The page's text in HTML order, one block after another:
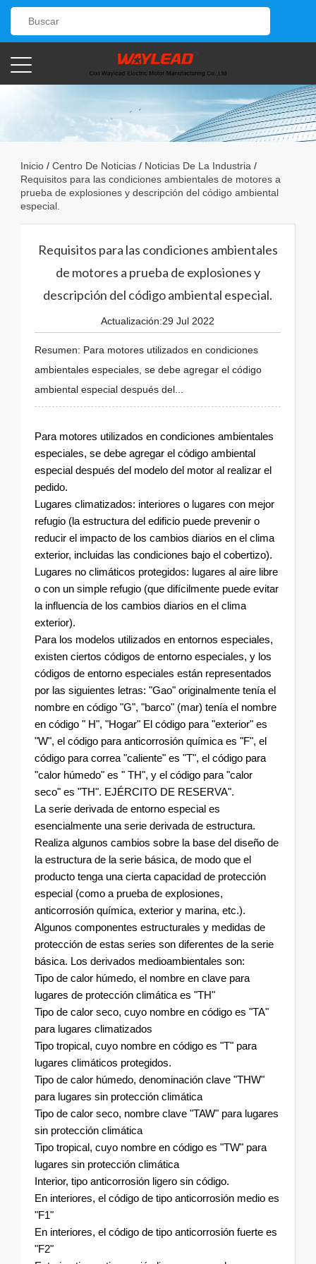
Inicio / Centro De Noticias / Noticias De La Industria /
Requisitos para las condiciones ambientales de motores a
prueba de explosiones y descripción del código ambiental
especial.
Requisitos para las condiciones ambientales
de motores a prueba de explosiones y
descripción del código ambiental especial.
Actualización:29 Jul 2022
Resumen: Para motores utilizados en condiciones
ambientales especiales, se debe agregar el código
ambiental especial después del...
Para motores utilizados en condiciones ambientales
especiales, se debe agregar el código ambiental
especial después del modelo del motor al realizar el
pedido.
Lugares climatizados: interiores o lugares con mejor
refugio (la estructura del edificio puede prevenir o
reducir el impacto de los cambios diarios en el clima
exterior, incluidas las condiciones bajo el cobertizo).
Lugares no climáticos protegidos: lugares al aire libre
o con un simple refugio (que difícilmente puede evitar
la influencia de los cambios diarios en el clima
exterior).
Para los modelos utilizados en entornos especiales,
existen ciertos códigos de entorno especiales, y los
códigos de entorno especiales están representados
por las siguientes letras: "Gao" originalmente tenía el
nombre en código "G", "barco" (mar) tenía el nombre
en código " H", "Hogar" El código para "exterior" es
"W", el código para anticorrosión química es "F", el
código para correa "caliente" es "T", el código para
"calor húmedo" es " TH", y el código para "calor
seco" es "TH". EJÉRCITO DE RESERVA".
La serie derivada de entorno especial es
esencialmente una serie derivada de estructura.
Realiza algunos cambios sobre la base del diseño de
la estructura de la serie básica, de modo que el
producto tenga una cierta capacidad de protección
especial (como a prueba de explosiones,
anticorrosión química, exterior y marina, etc.).
Algunos componentes estructurales y medidas de
protección de estas series son diferentes de la serie
básica. Los derivados medioambientales son:
Tipo de calor húmedo, el nombre en clave para
lugares de protección climática es "TH"
Tipo de calor seco, cuyo nombre en código es "TA"
para lugares climatizados
Tipo tropical, cuyo nombre en código es "T" para
lugares climáticos protegidos.
Tipo de calor húmedo, denominación clave "THW"
para lugares sin protección climática
Tipo de calor seco, nombre clave "TAW" para lugares
sin protección climática
Tipo tropical, cuyo nombre en código es "TW" para
lugares sin protección climática
Interior, tipo anticorrosión ligero sin código.
En interiores, el código de tipo anticorrosión medio es
"F1"
En interiores, el código de tipo anticorrosión fuerte es
"F2"